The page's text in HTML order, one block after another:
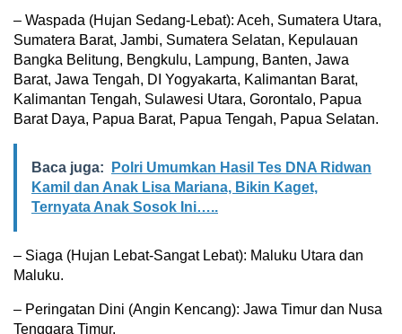
– Waspada (Hujan Sedang-Lebat): Aceh, Sumatera Utara,
Sumatera Barat, Jambi, Sumatera Selatan, Kepulauan
Bangka Belitung, Bengkulu, Lampung, Banten, Jawa
Barat, Jawa Tengah, DI Yogyakarta, Kalimantan Barat,
Kalimantan Tengah, Sulawesi Utara, Gorontalo, Papua
Barat Daya, Papua Barat, Papua Tengah, Papua Selatan.
Baca juga:
Polri Umumkan Hasil Tes DNA Ridwan
Kamil dan Anak Lisa Mariana, Bikin Kaget,
Ternyata Anak Sosok Ini…..
– Siaga (Hujan Lebat-Sangat Lebat): Maluku Utara dan
Maluku.
– Peringatan Dini (Angin Kencang): Jawa Timur dan Nusa
Tenggara Timur.